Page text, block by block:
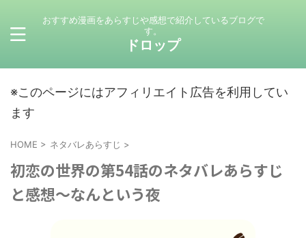
おすすめ漫画をあらすじや感想で紹介しているブログで
す。
ドロップ
※このページにはアフィリエイト広告を利用してい
ます
HOME > ネタバレあらすじ >
初恋の世界の第54話のネタバレあらすじ
と感想～なんという夜